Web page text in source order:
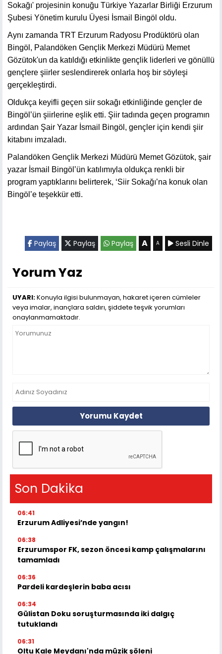
Sokağı' projesinin konuğu Türkiye Yazarlar Birliği Erzurum
Şubesi Yönetim kurulu Üyesi İsmail Bingöl oldu.
Aynı zamanda TRT Erzurum Radyosu Prodüktörü olan
Bingöl, Palandöken Gençlik Merkezi Müdürü Memet
Gözütok'un da katıldığı etkinlikte gençlik liderleri ve gönüllü
gençlere şiirler seslendirerek onlarla hoş bir söyleşi
gerçekleştirdi.
Oldukça keyifli geçen siir sokağı etkinliğinde gençler de
Bingöl’ün şiirlerine eşlik etti. Şiir tadında geçen programın
ardından Şair Yazar İsmail Bingöl, gençler için kendi şiir
kitabını imzaladı.
Palandöken Gençlik Merkezi Müdürü Memet Gözütok, şair
yazar İsmail Bingöl’ün katılımıyla oldukça renkli bir
program yaptıklarını belirterek, ‘Siir Sokağı’na konuk olan
Bingöl’e teşekkür etti.
Paylaş Paylaş Paylaş A A Sesli Dinle
Yorum Yaz
UYARI:Konuyla ilgisi bulunmayan, hakaret içeren cümleler
veya imalar, inançlara saldırı, şiddete teşvik yorumları
onaylanmamaktadır.
Yorumu Kaydet
Son Dakika
06:41
Erzurum Adliyesi’nde yangın!
06:38
Erzurumspor FK, sezon öncesi kamp çalışmalarını
tamamladı
06:36
Pardeli kardeşlerin baba acısı
06:34
Gülistan Doku soruşturmasında iki dalgıç
tutuklandı
06:31
Oltu Kale Meydanı'nda müzik şöleni